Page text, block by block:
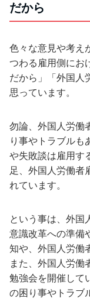
だから
色々な意見や考え
つわる雇用側にお
だから」「外国人
思っています。
勿論、外国人労働
り事やトラブルも
や失敗談は雇用す
足、外国人労働者
れています。
という事は、外国
意識改革への準備
知や、外国人労働
また、外国人労働
勉強会を開催して
の困り事やトラブ